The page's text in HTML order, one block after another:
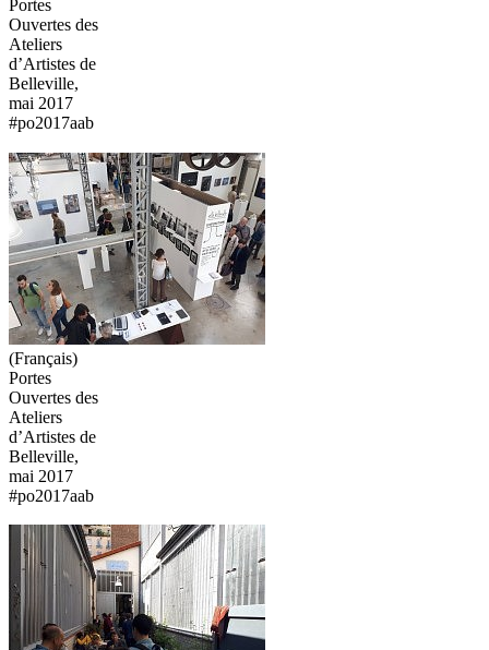
Portes
Ouvertes des
Ateliers
d’Artistes de
Belleville,
mai 2017
#po2017aab
(Français)
Portes
Ouvertes des
Ateliers
d’Artistes de
Belleville,
mai 2017
#po2017aab